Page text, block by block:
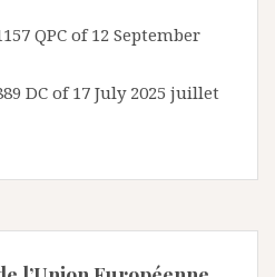
QPC of 12 September
DC of 17 July 2025 juillet